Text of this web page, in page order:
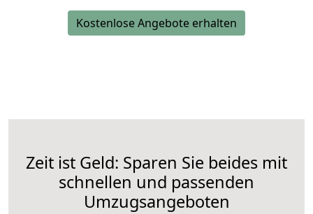
Kostenlose Angebote erhalten
Zeit ist Geld: Sparen Sie beides mit
schnellen und passenden
Umzugsangeboten